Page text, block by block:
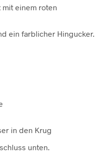
mit einem roten
ein farblicher Hingucker.
in den Krug
unten.